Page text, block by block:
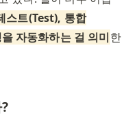
스트(Test), 통합
자동화하는 걸 의미한